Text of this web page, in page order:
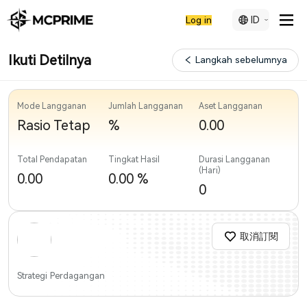
Log in ID
Ikuti Detilnya Langkah sebelumnya
Mode Langganan
Rasio Tetap
Jumlah Langganan
%
Aset Langganan
0.00
Total Pendapatan
0.00
Tingkat Hasil
0.00 %
Durasi Langganan
(Hari)
0
取消訂閱
Strategi Perdagangan